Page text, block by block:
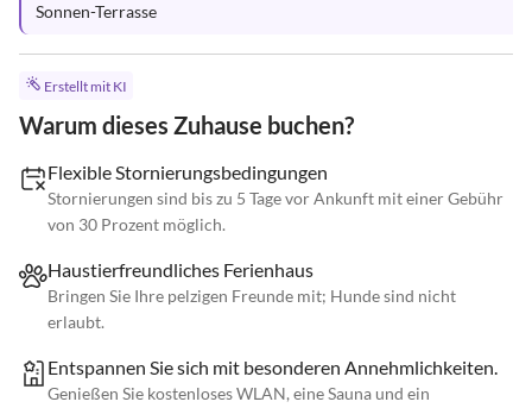
Sonnen-Terrasse
Erstellt mit KI
Warum dieses Zuhause buchen?
Flexible Stornierungsbedingungen
Stornierungen sind bis zu 5 Tage vor Ankunft mit einer Gebühr
von 30 Prozent möglich.
Haustierfreundliches Ferienhaus
Bringen Sie Ihre pelzigen Freunde mit; Hunde sind nicht
erlaubt.
Entspannen Sie sich mit besonderen Annehmlichkeiten.
Genießen Sie kostenloses WLAN, eine Sauna und ein